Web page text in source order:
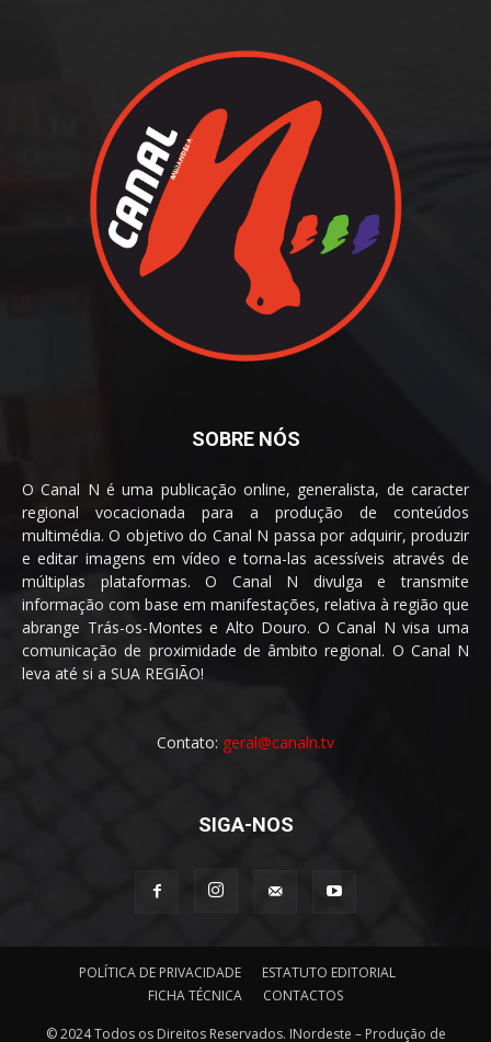
SOBRE NÓS
O Canal N é uma publicação online, generalista, de caracter
regional vocacionada para a produção de conteúdos
multimédia. O objetivo do Canal N passa por adquirir, produzir
e editar imagens em vídeo e torna-las acessíveis através de
múltiplas plataformas. O Canal N divulga e transmite
informação com base em manifestações, relativa à região que
abrange Trás-os-Montes e Alto Douro. O Canal N visa uma
comunicação de proximidade de âmbito regional. O Canal N
leva até si a SUA REGIÃO!
Contato: geral@canaln.tv
SIGA-NOS
POLÍTICA DE PRIVACIDADE
ESTATUTO EDITORIAL
FICHA TÉCNICA
CONTACTOS
© 2024 Todos os Direitos Reservados. INordeste – Produção de